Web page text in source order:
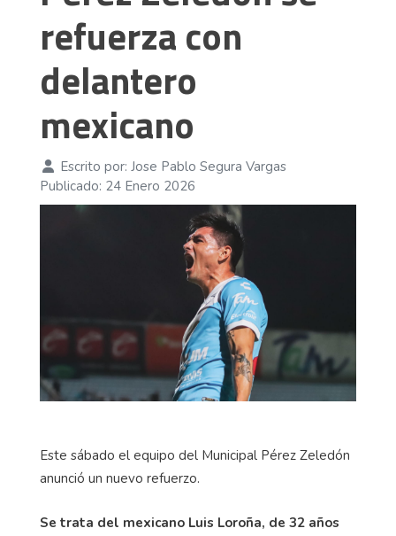
refuerza con
delantero
mexicano
Escrito por: Jose Pablo Segura Vargas
Publicado: 24 Enero 2026
Este sábado el equipo del Municipal Pérez Zeledón
anunció un nuevo refuerzo.
Se trata del mexicano Luis Loroña, de 32 años